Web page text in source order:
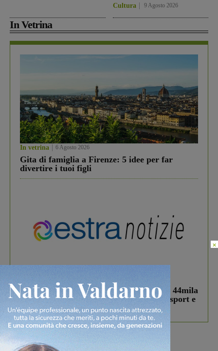
Cultura 9 Agosto 2026
In Vetrina
In vetrina 6 Agosto 2026
Gita di famiglia a Firenze: 5 idee per far
divertire i tuoi figli
In vetrina
Estra Notizie agosto: Smart Cities, oltre 44mila
studenti coinvolti, torna il bando per lo sport e
debutta il podcast Estrair
×